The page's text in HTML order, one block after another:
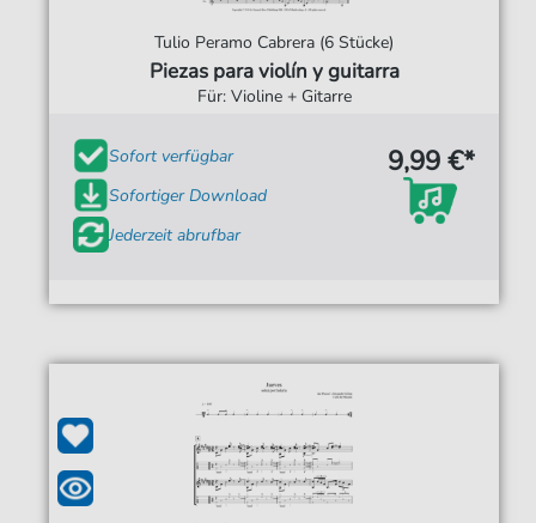
Tulio Peramo Cabrera (6 Stücke)
Piezas para violín y guitarra
Für: Violine + Gitarre
Sofort verfügbar
Sofortiger Download
Jederzeit abrufbar
9,99 €*